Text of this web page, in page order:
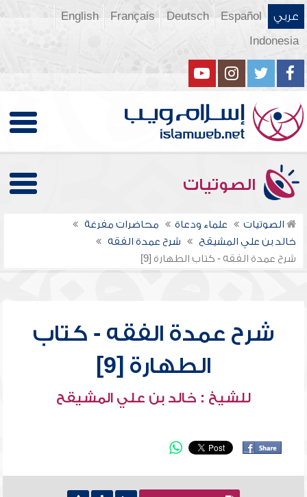
عربي Español
Deutsch
Français
English
Indonesia
الصوتيات
الصوتيات علماء ودعاة
محاضرات مفرغة
خالد بن علي المشيقح
شرح عمدة الفقه
شرح عمدة الفقه - كتاب الطهارة [9]
شرح عمدة الفقه - كتاب
الطهارة [9]
للشيخ : خالد بن علي المشيقح